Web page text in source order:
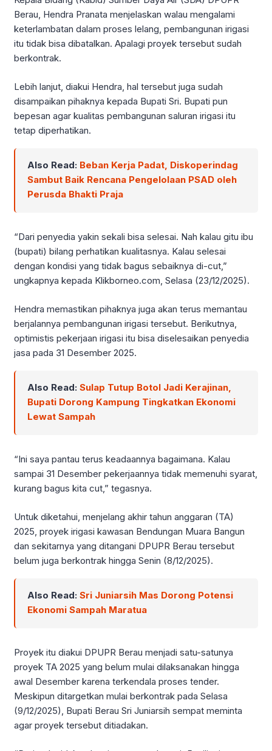
Berau, Hendra Pranata menjelaskan walau mengalami
keterlambatan dalam proses lelang, pembangunan irigasi
itu tidak bisa dibatalkan. Apalagi proyek tersebut sudah
berkontrak.
Lebih lanjut, diakui Hendra, hal tersebut juga sudah
disampaikan pihaknya kepada Bupati Sri. Bupati pun
bepesan agar kualitas pembangunan saluran irigasi itu
tetap diperhatikan.
Also Read: Beban Kerja Padat, Diskoperindag
Sambut Baik Rencana Pengelolaan PSAD oleh
Perusda Bhakti Praja
“Dari penyedia yakin sekali bisa selesai. Nah kalau gitu ibu
(bupati) bilang perhatikan kualitasnya. Kalau selesai
dengan kondisi yang tidak bagus sebaiknya di-cut,”
ungkapnya kepada Klikborneo.com, Selasa (23/12/2025).
Hendra memastikan pihaknya juga akan terus memantau
berjalannya pembangunan irigasi tersebut. Berikutnya,
optimistis pekerjaan irigasi itu bisa diselesaikan penyedia
jasa pada 31 Desember 2025.
Also Read: Sulap Tutup Botol Jadi Kerajinan,
Bupati Dorong Kampung Tingkatkan Ekonomi
Lewat Sampah
“Ini saya pantau terus keadaannya bagaimana. Kalau
sampai 31 Desember pekerjaannya tidak memenuhi syarat,
kurang bagus kita cut,” tegasnya.
Untuk diketahui, menjelang akhir tahun anggaran (TA)
2025, proyek irigasi kawasan Bendungan Muara Bangun
dan sekitarnya yang ditangani DPUPR Berau tersebut
belum juga berkontrak hingga Senin (8/12/2025).
Also Read: Sri Juniarsih Mas Dorong Potensi
Ekonomi Sampah Maratua
Proyek itu diakui DPUPR Berau menjadi satu-satunya
proyek TA 2025 yang belum mulai dilaksanakan hingga
awal Desember karena terkendala proses tender.
Meskipun ditargetkan mulai berkontrak pada Selasa
(9/12/2025), Bupati Berau Sri Juniarsih sempat meminta
agar proyek tersebut ditiadakan.